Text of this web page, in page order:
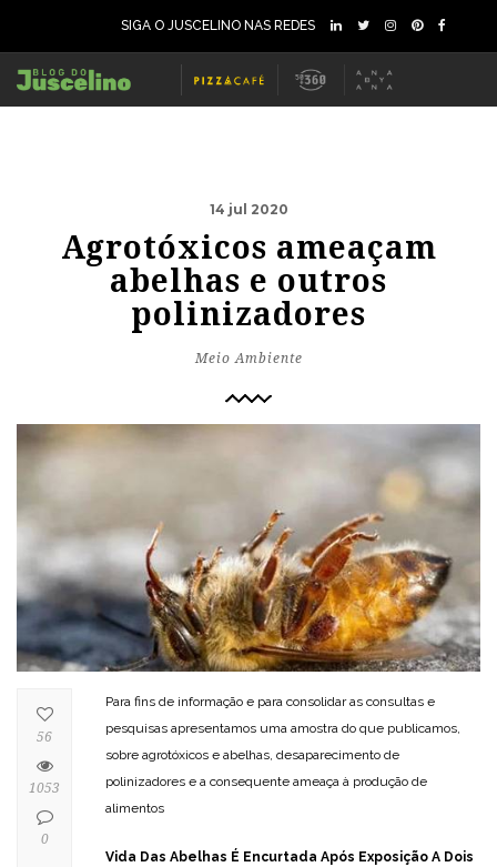
SIGA O JUSCELINO NAS REDES
14 jul 2020
Agrotóxicos ameaçam
abelhas e outros
polinizadores
Meio Ambiente
Para fins de informação e para consolidar as consultas e
pesquisas apresentamos uma amostra do que publicamos,
sobre agrotóxicos e abelhas, desaparecimento de
polinizadores e a consequente ameaça à produção de
alimentos
Vida Das Abelhas É Encurtada Após Exposição A Dois
56
1053
0